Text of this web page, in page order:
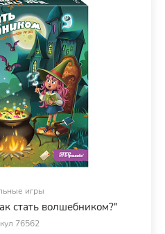
игры
стать волшебником?"
76562